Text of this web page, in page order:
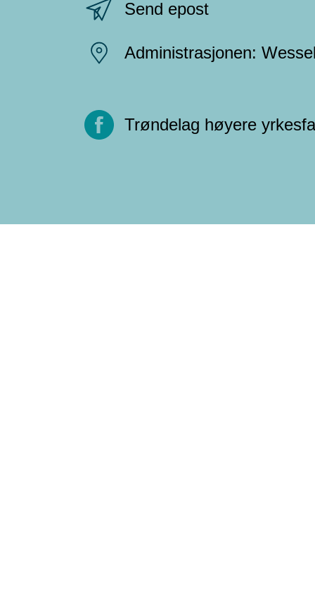
Send epost
Administrasjonen:
Trøndelag høyere